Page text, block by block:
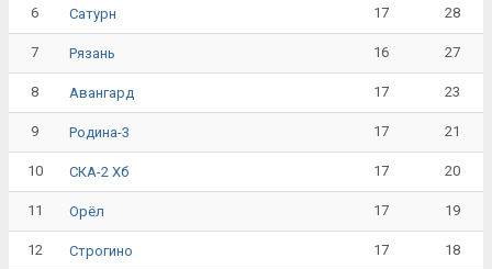
6 Сатурн 17 28
7 Рязань 16 27
8 Авангард 17 23
9 Родина-3 17 21
10 СКА-2 Хб 17 20
11 Орёл 17 19
12 Строгино 17 18